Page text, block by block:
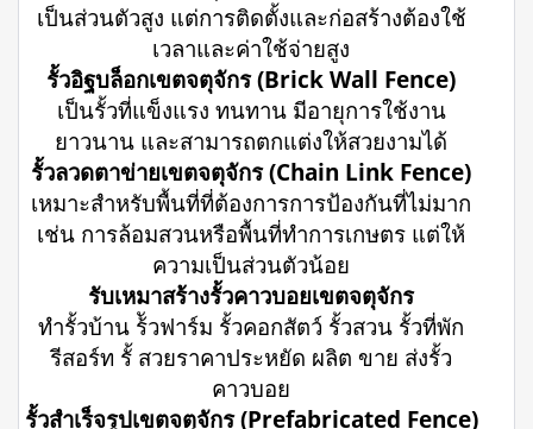
เป็นส่วนตัวสูง แต่การติดตั้งและก่อสร้างต้องใช้
เวลาและค่าใช้จ่ายสูง
รั้วอิฐบล็อกเขตจตุจักร (Brick Wall Fence)
เป็นรั้วที่แข็งแรง ทนทาน มีอายุการใช้งาน
ยาวนาน และสามารถตกแต่งให้สวยงามได้
รั้วลวดตาข่ายเขตจตุจักร (Chain Link Fence)
เหมาะสำหรับพื้นที่ที่ต้องการการป้องกันที่ไม่มาก
เช่น การล้อมสวนหรือพื้นที่ทำการเกษตร แต่ให้
ความเป็นส่วนตัวน้อย
รับเหมาสร้างรั้วคาวบอยเขตจตุจักร
ทำรั้วบ้าน ร้ัวฟาร์ม รั้วคอกสัตว์ รั้วสวน รั้วที่พัก
รีสอร์ท รั้ สวยราคาประหยัด ผลิต ขาย ส่งรั้ว
คาวบอย
รั้วสำเร็จรูปเขตจตุจักร (Prefabricated Fence)